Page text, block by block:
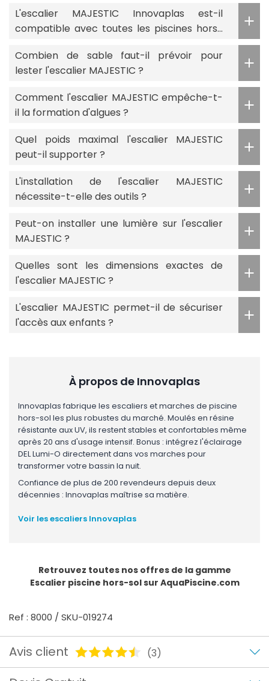
L'escalier MAJESTIC Innovaplas est-il
compatible avec toutes les piscines hors-
Combien de sable faut-il prévoir pour
lester l'escalier MAJESTIC ?
Comment l'escalier MAJESTIC empêche-t-
il la formation d'algues ?
Quel poids maximal l'escalier MAJESTIC
peut-il supporter ?
L'installation de l'escalier MAJESTIC
nécessite-t-elle des outils ?
Peut-on installer une lumière sur l'escalier
MAJESTIC ?
Quelles sont les dimensions exactes de
l'escalier MAJESTIC ?
L'escalier MAJESTIC permet-il de sécuriser
l'accès aux enfants ?
À propos de Innovaplas
Innovaplas fabrique les escaliers et marches de piscine
hors-sol les plus robustes du marché. Moulés en résine
résistante aux UV, ils restent stables et confortables même
après 20 ans d'usage intensif. Bonus : intégrez l'éclairage
DEL Lumi-O directement dans vos marches pour
transformer votre bassin la nuit.
Confiance de plus de 200 revendeurs depuis deux
décennies : Innovaplas maîtrise sa matière.
Voir les escaliers Innovaplas
Retrouvez toutes nos offres de la gamme
Escalier piscine hors-solsur AquaPiscine.com
Ref : 8000 / SKU-019274
Avis client (3)